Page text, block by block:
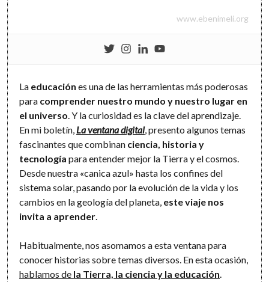
www.ebenimeli.org
La educación es una de las herramientas más poderosas
para comprender nuestro mundo y nuestro lugar en
el universo. Y la curiosidad es la clave del aprendizaje.
En mi boletín, La ventana digital, presento algunos temas
fascinantes que combinan ciencia, historia y
tecnología para entender mejor la Tierra y el cosmos.
Desde nuestra «canica azul» hasta los confines del
sistema solar, pasando por la evolución de la vida y los
cambios en la geología del planeta, este viaje nos
invita a aprender.
Habitualmente, nos asomamos a esta ventana para
conocer historias sobre temas diversos. En esta ocasión,
hablamos de la Tierra, la ciencia y la educación.